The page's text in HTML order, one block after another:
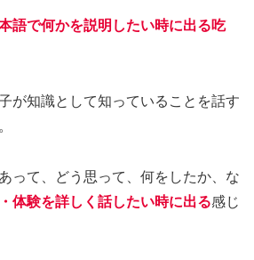
本語で何かを説明したい時に出る吃
が知識として知っていることを話す
って、どう思って、何をしたか、な
体験を詳しく話したい時に出る感じ